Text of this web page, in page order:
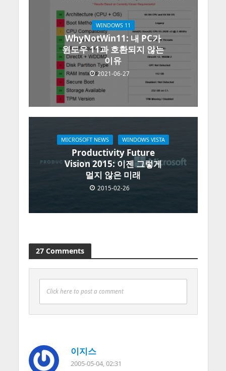
WINDOWS 11
WhyNotWin11: 내 PC가
윈도우 11과 호환되지 않는
이유
2021-06-27
MICROSOFT NEWS WINDOWS VISTA
Productivity Future
Vision 2015: 이젠 그렇게
멀지 않은 미래
2015-02-26
27 Comments
Click here to post a comment
이지스
2005-05-04, 02:31